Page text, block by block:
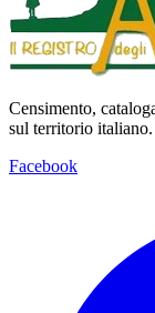
Censimento,
sul territorio italiano.
Facebook